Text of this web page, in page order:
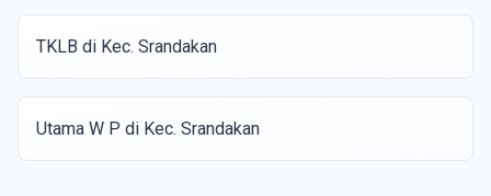
TKLB di Kec. Srandakan
Utama W P di Kec. Srandakan